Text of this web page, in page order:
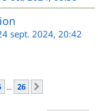
sept. 2024, 20:42
… 26